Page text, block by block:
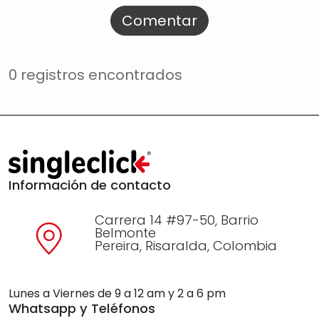
Comentar
0 registros encontrados
Información de contacto
Carrera 14 #97-50, Barrio
Belmonte
Pereira, Risaralda, Colombia
Lunes a Viernes de 9 a 12 am y 2 a 6 pm
Whatsapp y Teléfonos